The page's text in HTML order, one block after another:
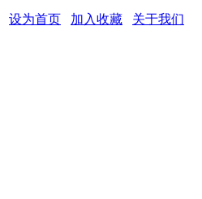
设为首页 加入收藏 关于我们